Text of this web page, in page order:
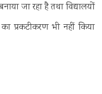
जा रहा है तथा विद्यालयों
प्रकटीकरण भी नहीं किया